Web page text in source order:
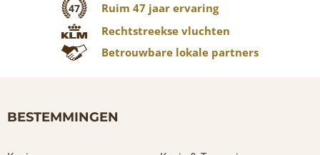
47
Ruim 47 jaar ervaring
Rechtstreekse vluchten
Betrouwbare lokale partners
BESTEMMINGEN